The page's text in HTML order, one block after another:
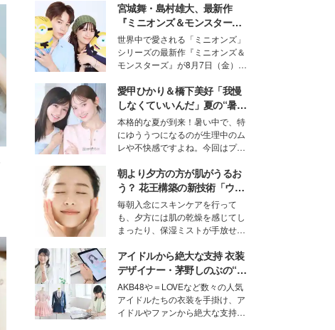
宮城舞・島村雄大、最新作
『ミニオンズ＆モンスター
ズ』の魅力熱弁 ハチャメチャ
だけじゃない“友情と絆”に感
動
世界中で愛される「ミニオンズ」
シリーズの最新作『ミニオンズ＆
モンスターズ』が8月7日（金）に
ニオン好き”という共通点を持つモ
デルの宮城舞と島村雄大の特別対
談をお届け！それぞれの視点か
ら、今作ならではの魅力や予想外
の感動をもたらす奥深いストーリ
ーについて熱く語り合ってもらっ
た。
愛甲ひかり＆橋下美好「我慢
しなくていいんだ」夏の“暑さ
対策”の新しい選択肢とは？
本格的な夏が到来！暑い中で、特
にゆううつになるのが生理中のム
レや不快感ですよね。今回はプラ
モデル・愛甲ひかりさんと橋下美
好さんを迎えて本音で女子会トー
ク。猛暑のお出かけを快適に過ご
すヒントや、2人が感動した夏の
生理の新常識にも迫りました。
朝より夕方の方が肌がうるお
う？ 花王構築の新技術「ウォ
ーターキャプチャリングスキ
ン（捕水肌）」がスキンケア
の常識を変える予感
毎朝入念にスキンケアを行って
も、夕方には肌の乾燥を感じてし
まったり、保湿ミストが手放せな
な美容の常識を大きく変える可能
性を秘めた、革新的な「Water
Capturing Skin（ウォーターキャ
プチャリングスキン：捕水肌）」
技術を、花王が構築した。
アイドルから絶大な支持 衣装
デザイナー・茅野しのぶの“可
愛い”を作る美学＜「シチズン
クロスシー」インタビュー＞
AKB48や＝LOVEなど数々の人気
アイドルたちの衣装を手掛け、ア
イドルやファンから絶大な支持を